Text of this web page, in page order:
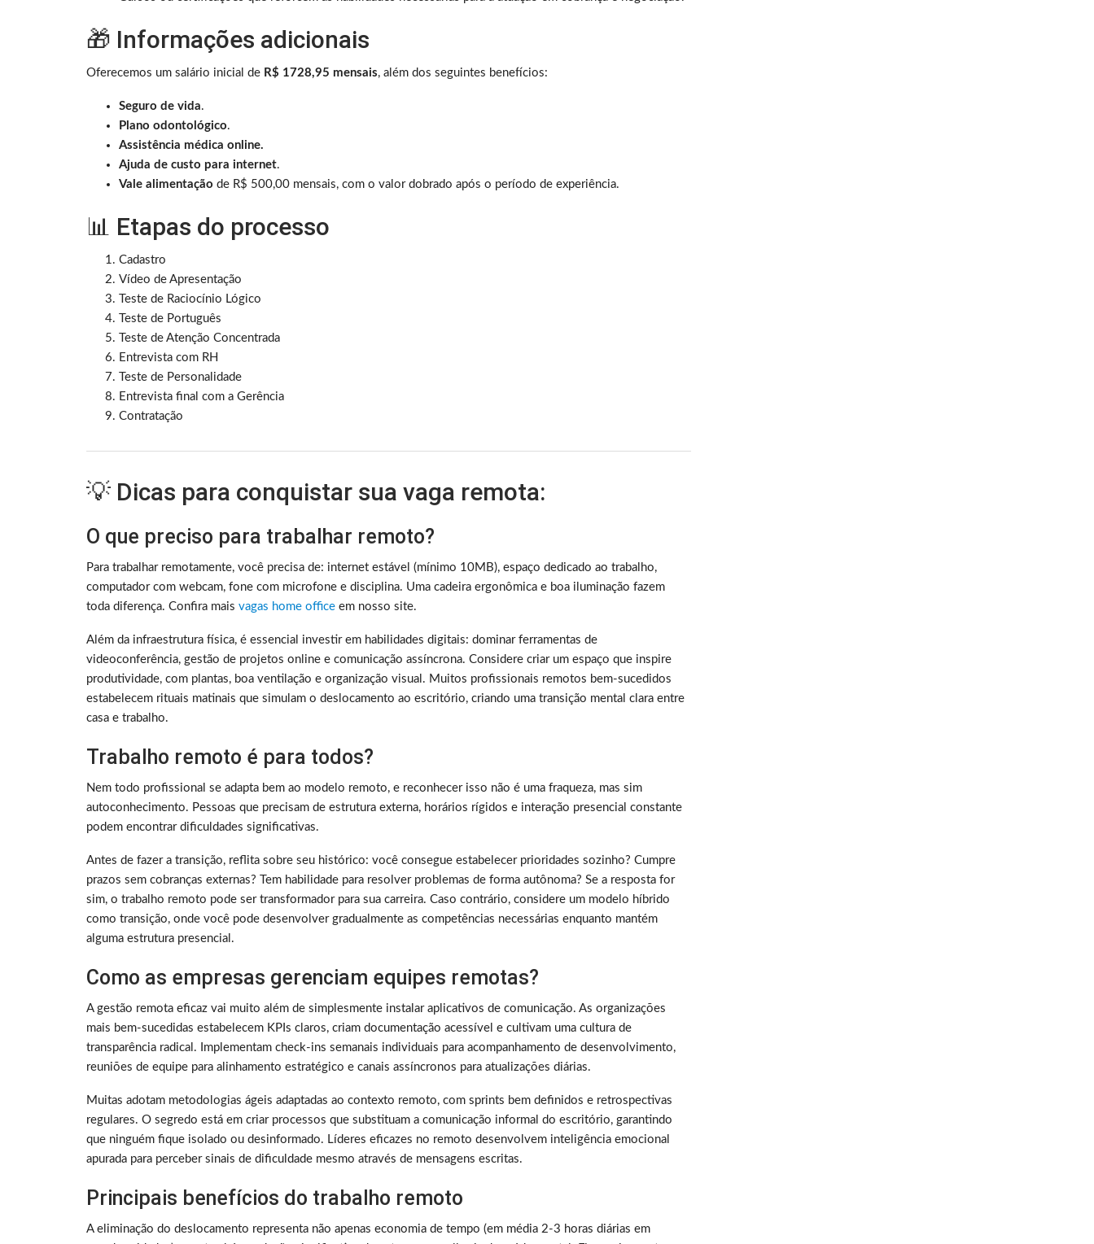
🎁 Informações adicionais
Oferecemos um salário inicial de R$ 1728,95 mensais, além dos seguintes benefícios:
Seguro de vida.
Plano odontológico.
Assistência médica online.
Ajuda de custo para internet.
Vale alimentação de R$ 500,00 mensais, com o valor dobrado após o período de experiência.
📊 Etapas do processo
Cadastro
Vídeo de Apresentação
Teste de Raciocínio Lógico
Teste de Português
Teste de Atenção Concentrada
Entrevista com RH
Teste de Personalidade
Entrevista final com a Gerência
Contratação
💡 Dicas para conquistar sua vaga remota:
O que preciso para trabalhar remoto?
Para trabalhar remotamente, você precisa de: internet estável (mínimo 10MB), espaço dedicado ao trabalho,
computador com webcam, fone com microfone e disciplina. Uma cadeira ergonômica e boa iluminação fazem
toda diferença. Confira mais vagas home office em nosso site.
Além da infraestrutura física, é essencial investir em habilidades digitais: dominar ferramentas de
videoconferência, gestão de projetos online e comunicação assíncrona. Considere criar um espaço que inspire
produtividade, com plantas, boa ventilação e organização visual. Muitos profissionais remotos bem-sucedidos
estabelecem rituais matinais que simulam o deslocamento ao escritório, criando uma transição mental clara entre
casa e trabalho.
Trabalho remoto é para todos?
Nem todo profissional se adapta bem ao modelo remoto, e reconhecer isso não é uma fraqueza, mas sim
autoconhecimento. Pessoas que precisam de estrutura externa, horários rígidos e interação presencial constante
podem encontrar dificuldades significativas.
Antes de fazer a transição, reflita sobre seu histórico: você consegue estabelecer prioridades sozinho? Cumpre
prazos sem cobranças externas? Tem habilidade para resolver problemas de forma autônoma? Se a resposta for
sim, o trabalho remoto pode ser transformador para sua carreira. Caso contrário, considere um modelo híbrido
como transição, onde você pode desenvolver gradualmente as competências necessárias enquanto mantém
alguma estrutura presencial.
Como as empresas gerenciam equipes remotas?
A gestão remota eficaz vai muito além de simplesmente instalar aplicativos de comunicação. As organizações
mais bem-sucedidas estabelecem KPIs claros, criam documentação acessível e cultivam uma cultura de
transparência radical. Implementam check-ins semanais individuais para acompanhamento de desenvolvimento,
reuniões de equipe para alinhamento estratégico e canais assíncronos para atualizações diárias.
Muitas adotam metodologias ágeis adaptadas ao contexto remoto, com sprints bem definidos e retrospectivas
regulares. O segredo está em criar processos que substituam a comunicação informal do escritório, garantindo
que ninguém fique isolado ou desinformado. Líderes eficazes no remoto desenvolvem inteligência emocional
apurada para perceber sinais de dificuldade mesmo através de mensagens escritas.
Principais benefícios do trabalho remoto
A eliminação do deslocamento representa não apenas economia de tempo (em média 2-3 horas diárias em